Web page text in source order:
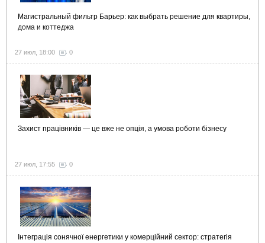
Магистральный фильтр Барьер: как выбрать решение для квартиры,
дома и коттеджа
27 июл, 18:00 0
Захист працівників — це вже не опція, а умова роботи бізнесу
27 июл, 17:55 0
Інтеграція сонячної енергетики у комерційний сектор: стратегія